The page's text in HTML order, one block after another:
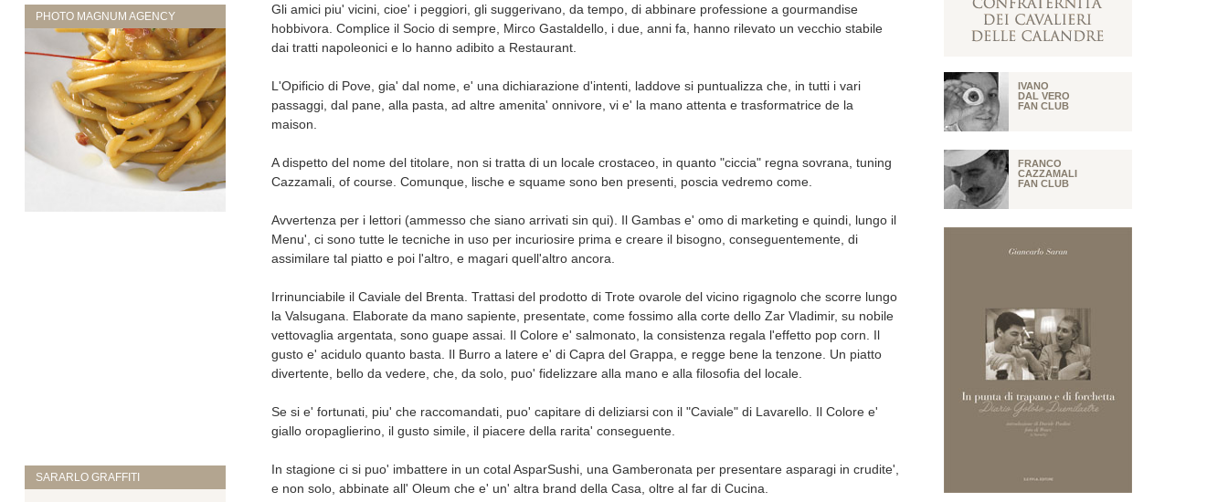
PHOTO MAGNUM AGENCY
SARARLO GRAFFITI
Gli amici piu' vicini, cioe' i peggiori, gli suggerivano, da tempo, di abbinare professione a gourmandise
hobbivora. Complice il Socio di sempre, Mirco Gastaldello, i due, anni fa, hanno rilevato un vecchio stabile
dai tratti napoleonici e lo hanno adibito a Restaurant.
L'Opificio di Pove, gia' dal nome, e' una dichiarazione d'intenti, laddove si puntualizza che, in tutti i vari
passaggi, dal pane, alla pasta, ad altre amenita' onnivore, vi e' la mano attenta e trasformatrice de la
maison.
A dispetto del nome del titolare, non si tratta di un locale crostaceo, in quanto "ciccia" regna sovrana, tuning
Cazzamali, of course. Comunque, lische e squame sono ben presenti, poscia vedremo come.
Avvertenza per i lettori (ammesso che siano arrivati sin qui). Il Gambas e' omo di marketing e quindi, lungo il
Menu', ci sono tutte le tecniche in uso per incuriosire prima e creare il bisogno, conseguentemente, di
assimilare tal piatto e poi l'altro, e magari quell'altro ancora.
Irrinunciabile il Caviale del Brenta. Trattasi del prodotto di Trote ovarole del vicino rigagnolo che scorre lungo
la Valsugana. Elaborate da mano sapiente, presentate, come fossimo alla corte dello Zar Vladimir, su nobile
vettovaglia argentata, sono guape assai. Il Colore e' salmonato, la consistenza regala l'effetto pop corn. Il
gusto e' acidulo quanto basta. Il Burro a latere e' di Capra del Grappa, e regge bene la tenzone. Un piatto
divertente, bello da vedere, che, da solo, puo' fidelizzare alla mano e alla filosofia del locale.
Se si e' fortunati, piu' che raccomandati, puo' capitare di deliziarsi con il "Caviale" di Lavarello. Il Colore e'
giallo oropaglierino, il gusto simile, il piacere della rarita' conseguente.
In stagione ci si puo' imbattere in un cotal AsparSushi, una Gamberonata per presentare asparagi in crudite',
e non solo, abbinate all' Oleum che e' un' altra brand della Casa, oltre al far di Cucina.
IVANO
DAL VERO
FAN CLUB
FRANCO
CAZZAMALI
FAN CLUB